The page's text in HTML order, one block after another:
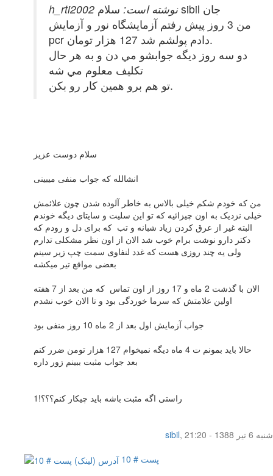
h_rti2002 نوشته است:
سلام sibil جان
من 3 روز پيش رفتم آزمايشگاه نور و آزمايش
pcr دادم پولشم شد 127 هزار تومان.
دو سه روز ديگه جوابشو مي دن و به هر حال
تكليف معلوم مي شه
تو هم برو همين كار رو بكن.
سلام دوست عزیز
انشالله که جواب منفی میبینی
من که خودم شکم خیلی بالاس به خاطر آلوده شدن چون علائمش
خیلی نزدیک به اون چیزائیه که تو این سلیت و سایتای دیگه خوندم
البته غیر از عرق کردن زیاد شبانه و تب که برای دل و رودم که
دکتر دارو نوشت برام خوب شد الان از اون نظر مشکلی تدارم
ولی یه چند روزی هست که غدد لنفاوی سمت چپ زیر سینم
بعضی مواقع تیر میکشه
الان با گذشت 2 ماه و 17 روز از اون تماس که من بعد از 7 هفته
اولین علامتش که سرما خوردگی بود و تا الان خوب نشدم
جواب آزمایش اول بعد از 2 ماه 10 روز منفی بود
حالا باید بمونم ت 4 ماه دیگه نمیخوام 127 هزار تومن ضرر کنم
بعد جواب مثبت ببینم زور داره
راستی اگه مثبت باشه باید چیکار کنم؟؟؟!1
sibil,
شنبه 6 تیر 1388 - 21:20
پست # 10